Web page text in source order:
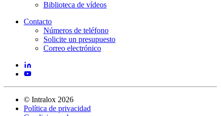
Biblioteca de vídeos
Contacto
Números de teléfono
Solicite un presupuesto
Correo electrónico
© Intralox 2026
Política de privacidad